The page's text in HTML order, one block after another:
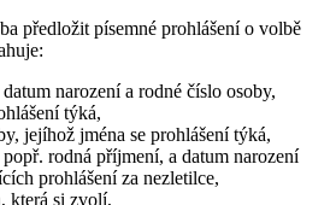
předložit písemné prohlášení o volbě
narození a rodné číslo osoby,
týká,
jejíhož jména se prohlášení týká,
rodná příjmení, a datum narození
prohlášení za nezletilce,
která si zvolí,